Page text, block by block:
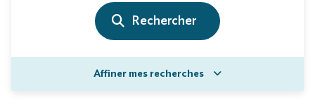
Affiner mes recherches